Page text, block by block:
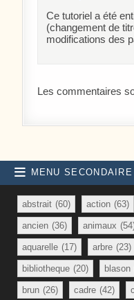
Ce tutoriel a été
(changement de
modifications des
Les commentaires
MENU SECONDAIRE
abstrait (60) action (63)
ancien (36) animaux
aquarelle (17) arbre (23)
bibliotheque (20) blason
brun (26) cadre (42)